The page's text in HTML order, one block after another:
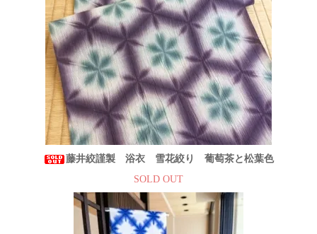
藤井絞謹製 浴衣 雪花絞り 葡萄茶と松葉色
SOLD OUT